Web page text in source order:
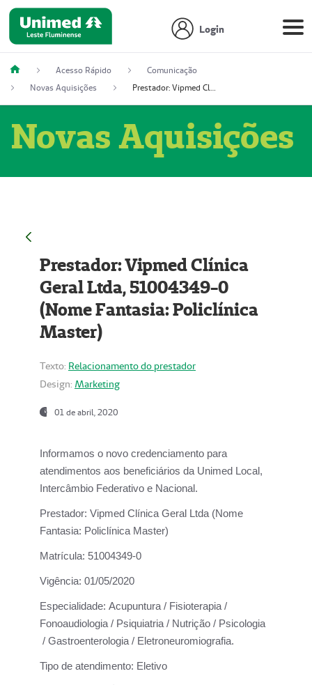
Login
Acesso Rápido
Comunicação
Novas Aquisições
Prestador: Vipmed Clínica Geral Ltda, 51004349-0 (Nome Fantasia: Policlínica Master)
Novas Aquisições
Prestador: Vipmed Clínica
Geral Ltda, 51004349-0
(Nome Fantasia: Policlínica
Master)
Texto: Relacionamento do prestador
Design: Marketing
01 de abril, 2020
Informamos o novo credenciamento para
atendimentos aos beneficiários da Unimed Local,
Intercâmbio Federativo e Nacional.
Prestador: Vipmed Clínica Geral Ltda (Nome
Fantasia: Policlínica Master)
Matrícula: 51004349-0
Vigência: 01/05/2020
Especialidade: Acupuntura / Fisioterapia /
Fonoaudiologia / Psiquiatria / Nutrição / Psicologia
/ Gastroenterologia / Eletroneuromiografia.
Tipo de atendimento: Eletivo